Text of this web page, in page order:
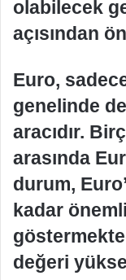
olabilecek
açısından
Euro,
genelinde
aracıdır.
arasında
durum,
kadar
değeri